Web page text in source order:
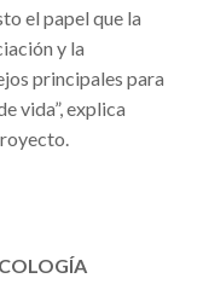
el papel que la
y la
principales para
vida”, explica